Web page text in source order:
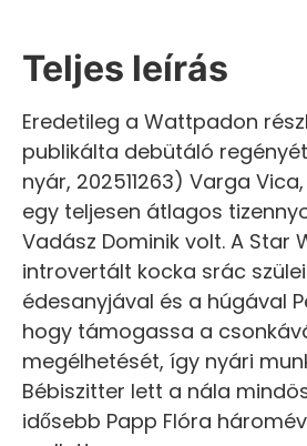
Teljes leírás
Eredetileg a Wattpadon
publikálta debütáló
nyár, 202511263) Varga
egy teljesen átlagos
Vadász Dominik volt. A Star
introvertált kocka srác
édesanyjával és a húgával
hogy támogassa a
megélhetését, így nyári
Bébiszitter lett a nála
idősebb Papp Flóra